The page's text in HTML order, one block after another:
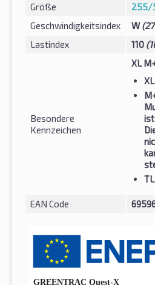
Größe
255/
Geschwindigkeitsindex
W
Lastindex
110
Besondere
Kennzeichen
XL
XL
TL
EAN Code